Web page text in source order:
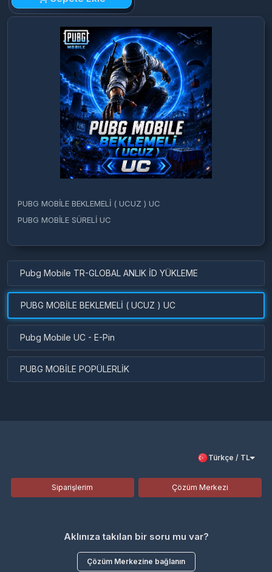
PUBG MOBİLE BEKLEMELİ ( UCUZ ) UC
PUBG MOBİLE SÜRELİ UC
Pubg Mobile TR-GLOBAL ANLIK İD YÜKLEME
PUBG MOBİLE BEKLEMELİ ( UCUZ ) UC
Pubg Mobile UC - E-Pin
PUBG MOBİLE POPÜLERLİK
Türkçe / TL
Siparişlerim Çözüm Merkezi
Aklınıza takılan bir soru mu var?
Çözüm Merkezine bağlanın